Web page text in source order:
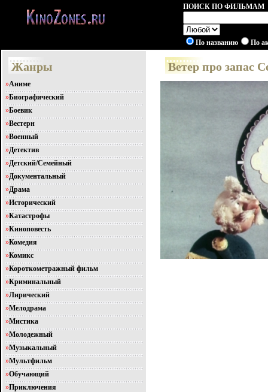
ПОИСК ПО ФИЛЬМАМ
По названию По
Жанры
»Аниме
»Биографический
»Боевик
»Вестерн
»Военный
»Детектив
»Детский/Семейный
»Документальный
»Драма
»Исторический
»Катастрофы
»Киноповесть
»Комедия
»Комикс
»Короткометражный фильм
»Криминальный
»Лирический
»Мелодрама
»Мистика
»Молодежный
»Музыкальный
»Мультфильм
»Обучающий
»Приключения
Ветер про запас